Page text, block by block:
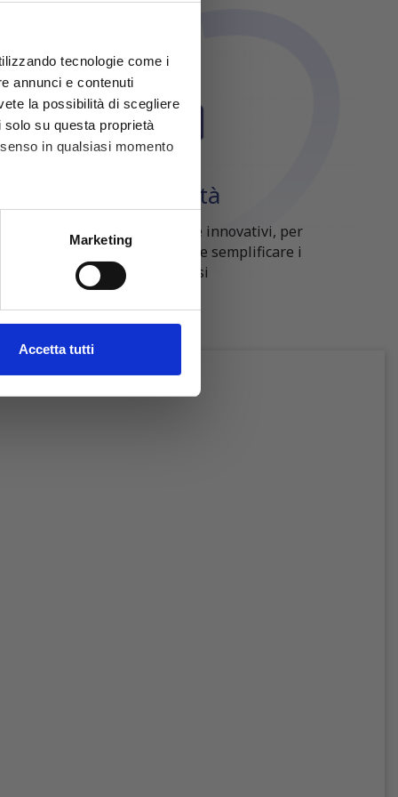
tecnologie come i
annunci e contenuti
la possibilità di scegliere
su questa proprietà
in qualsiasi momento
metro,
dettagli . Puoi
e per analizzare il
Marketing
Accetta tutti
Qualità
Prodotti selezionati e innovativi, per
migliorare la qualità e semplificare i
processi